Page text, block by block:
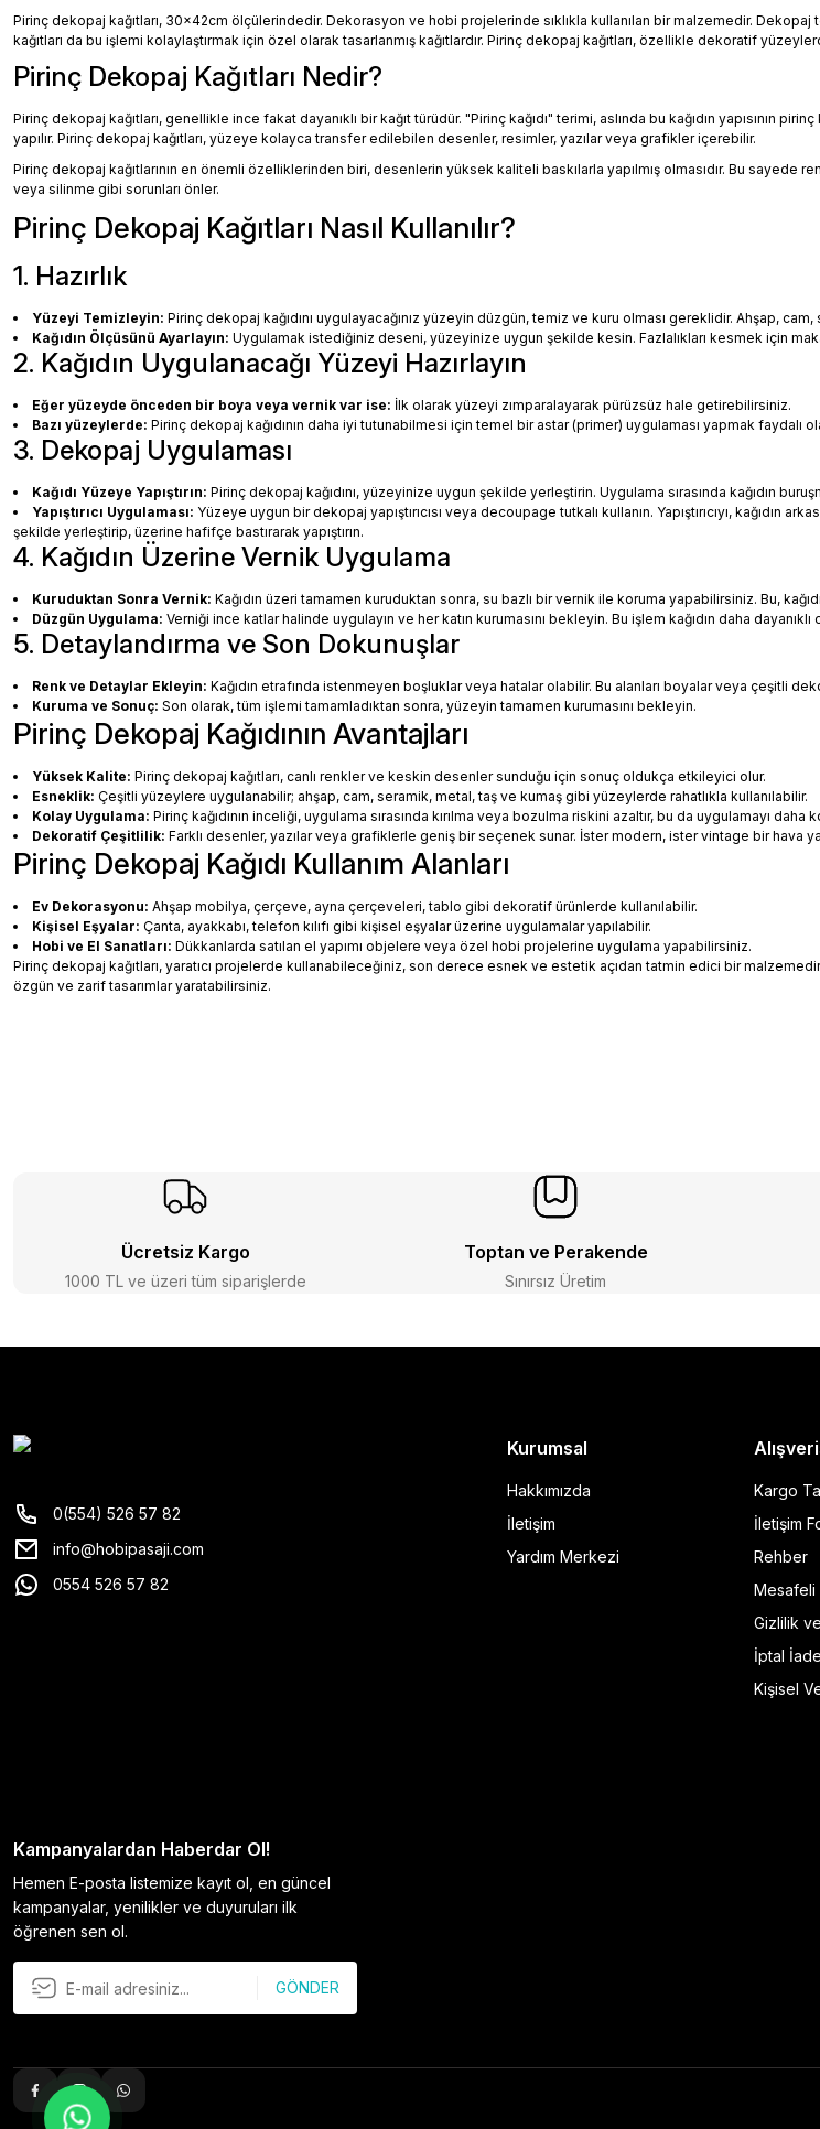
Pirinç dekopaj kağıtları, 30x42cm ölçülerindedir. Dekorasyon ve hobi projelerinde sıklıkla kullanılan bir malzemedir.
kağıtları da bu işlemi kolaylaştırmak için özel olarak tasarlanmış kağıtlardır. Pirinç dekopaj kağıtları, özellikle dekoratif
Pirinç Dekopaj Kağıtları Nedir?
Pirinç dekopaj kağıtları, genellikle ince fakat dayanıklı bir kağıt türüdür. "Pirinç kağıdı" terimi, aslında bu kağıdın yapısının
yapılır. Pirinç dekopaj kağıtları, yüzeye kolayca transfer edilebilen desenler, resimler, yazılar veya grafikler içerebilir.
Pirinç dekopaj kağıtlarının en önemli özelliklerinden biri, desenlerin yüksek kaliteli baskılarla yapılmış olmasıdır. Bu sayede
veya silinme gibi sorunları önler.
Pirinç Dekopaj Kağıtları Nasıl Kullanılır?
1. Hazırlık
Yüzeyi Temizleyin: Pirinç dekopaj kağıdını uygulayacağınız yüzeyin düzgün, temiz ve kuru olması gereklidir. Ahşap,
Kağıdın Ölçüsünü Ayarlayın: Uygulamak istediğiniz deseni, yüzeyinize uygun şekilde kesin. Fazlalıkları kesmek için
2. Kağıdın Uygulanacağı Yüzeyi Hazırlayın
Eğer yüzeyde önceden bir boya veya vernik var ise: İlk olarak yüzeyi zımparalayarak pürüzsüz hale getirebilirsiniz.
Bazı yüzeylerde: Pirinç dekopaj kağıdının daha iyi tutunabilmesi için temel bir astar (primer) uygulaması yapmak faydalı
3. Dekopaj Uygulaması
Kağıdı Yüzeye Yapıştırın: Pirinç dekopaj kağıdını, yüzeyinize uygun şekilde yerleştirin. Uygulama sırasında kağıdın
Yapıştırıcı Uygulaması: Yüzeye uygun bir dekopaj yapıştırıcısı veya decoupage tutkalı kullanın. Yapıştırıcıyı,
şekilde yerleştirip, üzerine hafifçe bastırarak yapıştırın.
4. Kağıdın Üzerine Vernik Uygulama
Kuruduktan Sonra Vernik: Kağıdın üzeri tamamen kuruduktan sonra, su bazlı bir vernik ile koruma yapabilirsiniz. Bu,
Düzgün Uygulama: Verniği ince katlar halinde uygulayın ve her katın kurumasını bekleyin. Bu işlem kağıdın daha dayanıklı
5. Detaylandırma ve Son Dokunuşlar
Renk ve Detaylar Ekleyin: Kağıdın etrafında istenmeyen boşluklar veya hatalar olabilir. Bu alanları boyalar veya çeşitli
Kuruma ve Sonuç: Son olarak, tüm işlemi tamamladıktan sonra, yüzeyin tamamen kurumasını bekleyin.
Pirinç Dekopaj Kağıdının Avantajları
Yüksek Kalite: Pirinç dekopaj kağıtları, canlı renkler ve keskin desenler sunduğu için sonuç oldukça etkileyici olur.
Esneklik: Çeşitli yüzeylere uygulanabilir; ahşap, cam, seramik, metal, taş ve kumaş gibi yüzeylerde rahatlıkla kullanılabilir.
Kolay Uygulama: Pirinç kağıdının inceliği, uygulama sırasında kırılma veya bozulma riskini azaltır, bu da uygulamayı
Dekoratif Çeşitlilik: Farklı desenler, yazılar veya grafiklerle geniş bir seçenek sunar. İster modern, ister vintage bir hava
Pirinç Dekopaj Kağıdı Kullanım Alanları
Ev Dekorasyonu: Ahşap mobilya, çerçeve, ayna çerçeveleri, tablo gibi dekoratif ürünlerde kullanılabilir.
Kişisel Eşyalar: Çanta, ayakkabı, telefon kılıfı gibi kişisel eşyalar üzerine uygulamalar yapılabilir.
Hobi ve El Sanatları: Dükkanlarda satılan el yapımı objelere veya özel hobi projelerine uygulama yapabilirsiniz.
Pirinç dekopaj kağıtları, yaratıcı projelerde kullanabileceğiniz, son derece esnek ve estetik açıdan tatmin edici bir
özgün ve zarif tasarımlar yaratabilirsiniz.
Ücretsiz Kargo
1000 TL ve üzeri tüm siparişlerde
Toptan ve Perakende
Sınırsız Üretim
0(554) 526 57 82
info@hobipasaji.com
0554 526 57 82
Kurumsal
Hakkımızda
İletişim
Yardım Merkezi
Kargo
İletişim
Rehber
Mesafeli
Gizlilik
İptal
Kişisel
Kampanyalardan Haberdar Ol!
Hemen E-posta listemize kayıt ol, en güncel
kampanyalar, yenilikler ve duyuruları ilk
öğrenen sen ol.
GÖNDER